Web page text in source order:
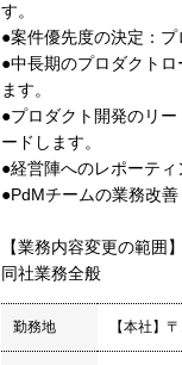
す。
●案件優先度の決定：
●中長期のプロダクト
ます。
●プロダクト開発のリ
ードします。
●経営陣へのレポーテ
●PdMチームの業務改
【業務内容変更の範囲】
同社業務全般
勤務地 【本社】